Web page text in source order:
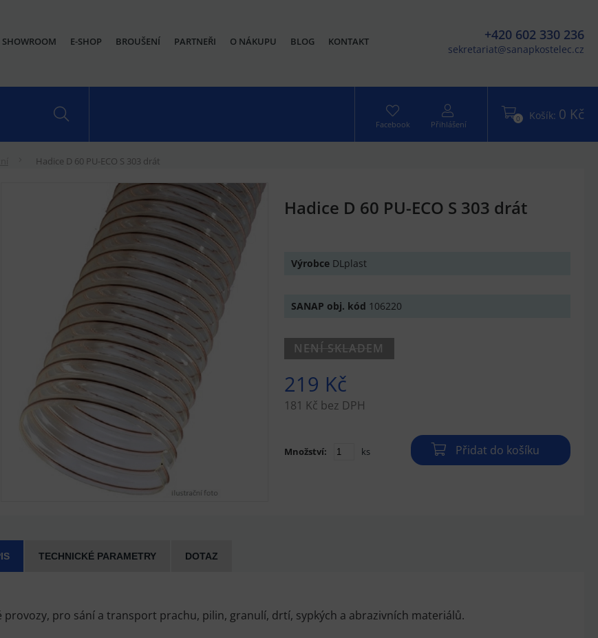
+420 602 330 236
sekretariat@sanapkostelec.cz
SHOWROOM E-SHOP BROUŠENÍ PARTNEŘI O NÁKUPU BLOG KONTAKT
0 Košík: 0 Kč
Facebook Přihlášení
Hadice D 60 PU-ECO S 303 drát
Hadice D 60 PU-ECO S 303 drát
Výrobce DLplast
SANAP obj. kód 106220
NENÍ SKLADEM
219 Kč
181 Kč bez DPH
Množství: ks Přidat do košíku
TECHNICKÉ PARAMETRY DOTAZ
provozy, pro sání a transport prachu, pilin, granulí, drtí, sypkých a abrazivních materiálů.